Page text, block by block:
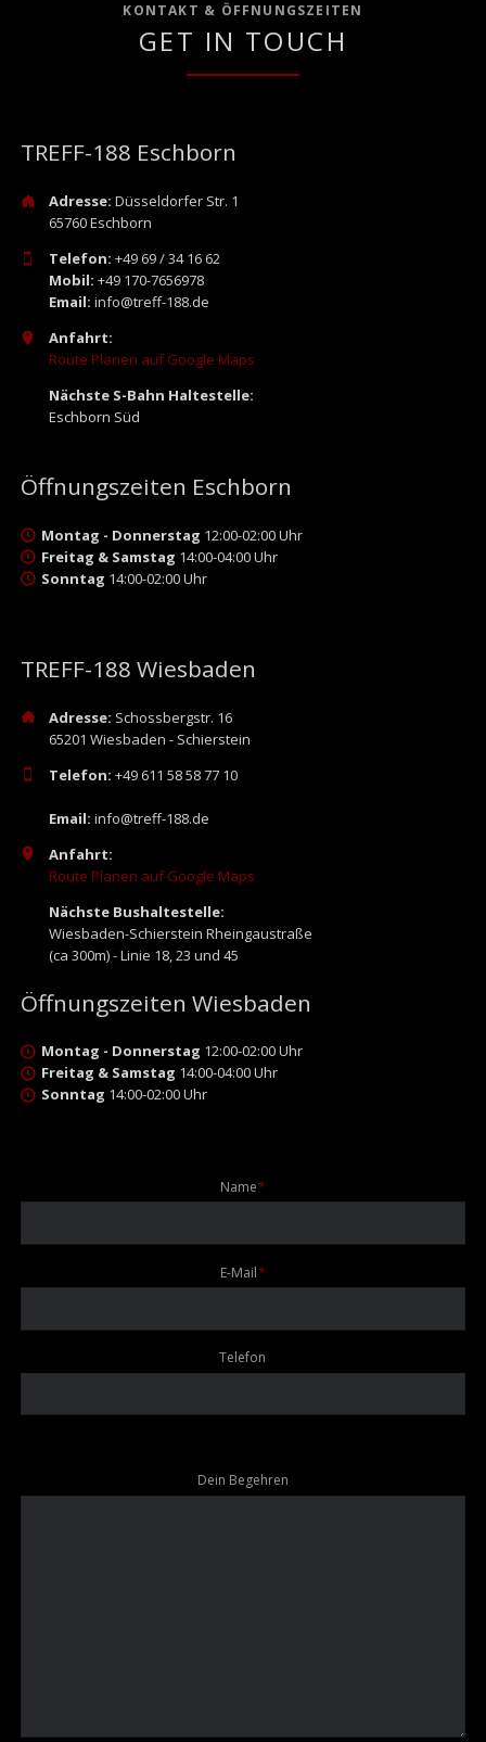
KONTAKT & ÖFFNUNGSZEITEN
GET IN TOUCH
TREFF-188 Eschborn
Adresse: Düsseldorfer Str. 1
65760 Eschborn
Telefon: +49 69 / 34 16 62
Mobil: +49 170-7656978
Email: info@treff-188.de
Anfahrt:
Route Planen auf Google Maps
Nächste S-Bahn Haltestelle:
Eschborn Süd
Öffnungszeiten Eschborn
Montag - Donnerstag 12:00-02:00 Uhr
Freitag & Samstag 14:00-04:00 Uhr
Sonntag 14:00-02:00 Uhr
TREFF-188 Wiesbaden
Adresse: Schossbergstr. 16
65201 Wiesbaden - Schierstein
Telefon: +49 611 58 58 77 10
Email: info@treff-188.de
Anfahrt:
Route Planen auf Google Maps
Nächste Bushaltestelle:
Wiesbaden-Schierstein Rheingaustraße
(ca 300m) - Linie 18, 23 und 45
Öffnungszeiten Wiesbaden
Montag - Donnerstag 12:00-02:00 Uhr
Freitag & Samstag 14:00-04:00 Uhr
Sonntag 14:00-02:00 Uhr
Pflichtfeld
Name*
Pflichtfeld
E-Mail*
Telefon
Dein Begehren